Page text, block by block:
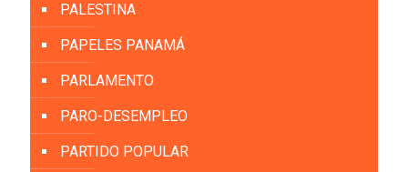
PALESTINA
PAPELES PANAMÁ
PARLAMENTO
PARO-DESEMPLEO
PARTIDO POPULAR